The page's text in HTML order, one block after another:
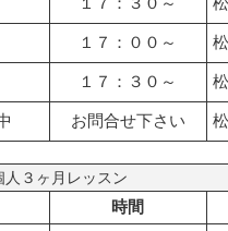
１７：００～
１７：３０～
お問合せ下さい
人３ヶ月レッスン
時間